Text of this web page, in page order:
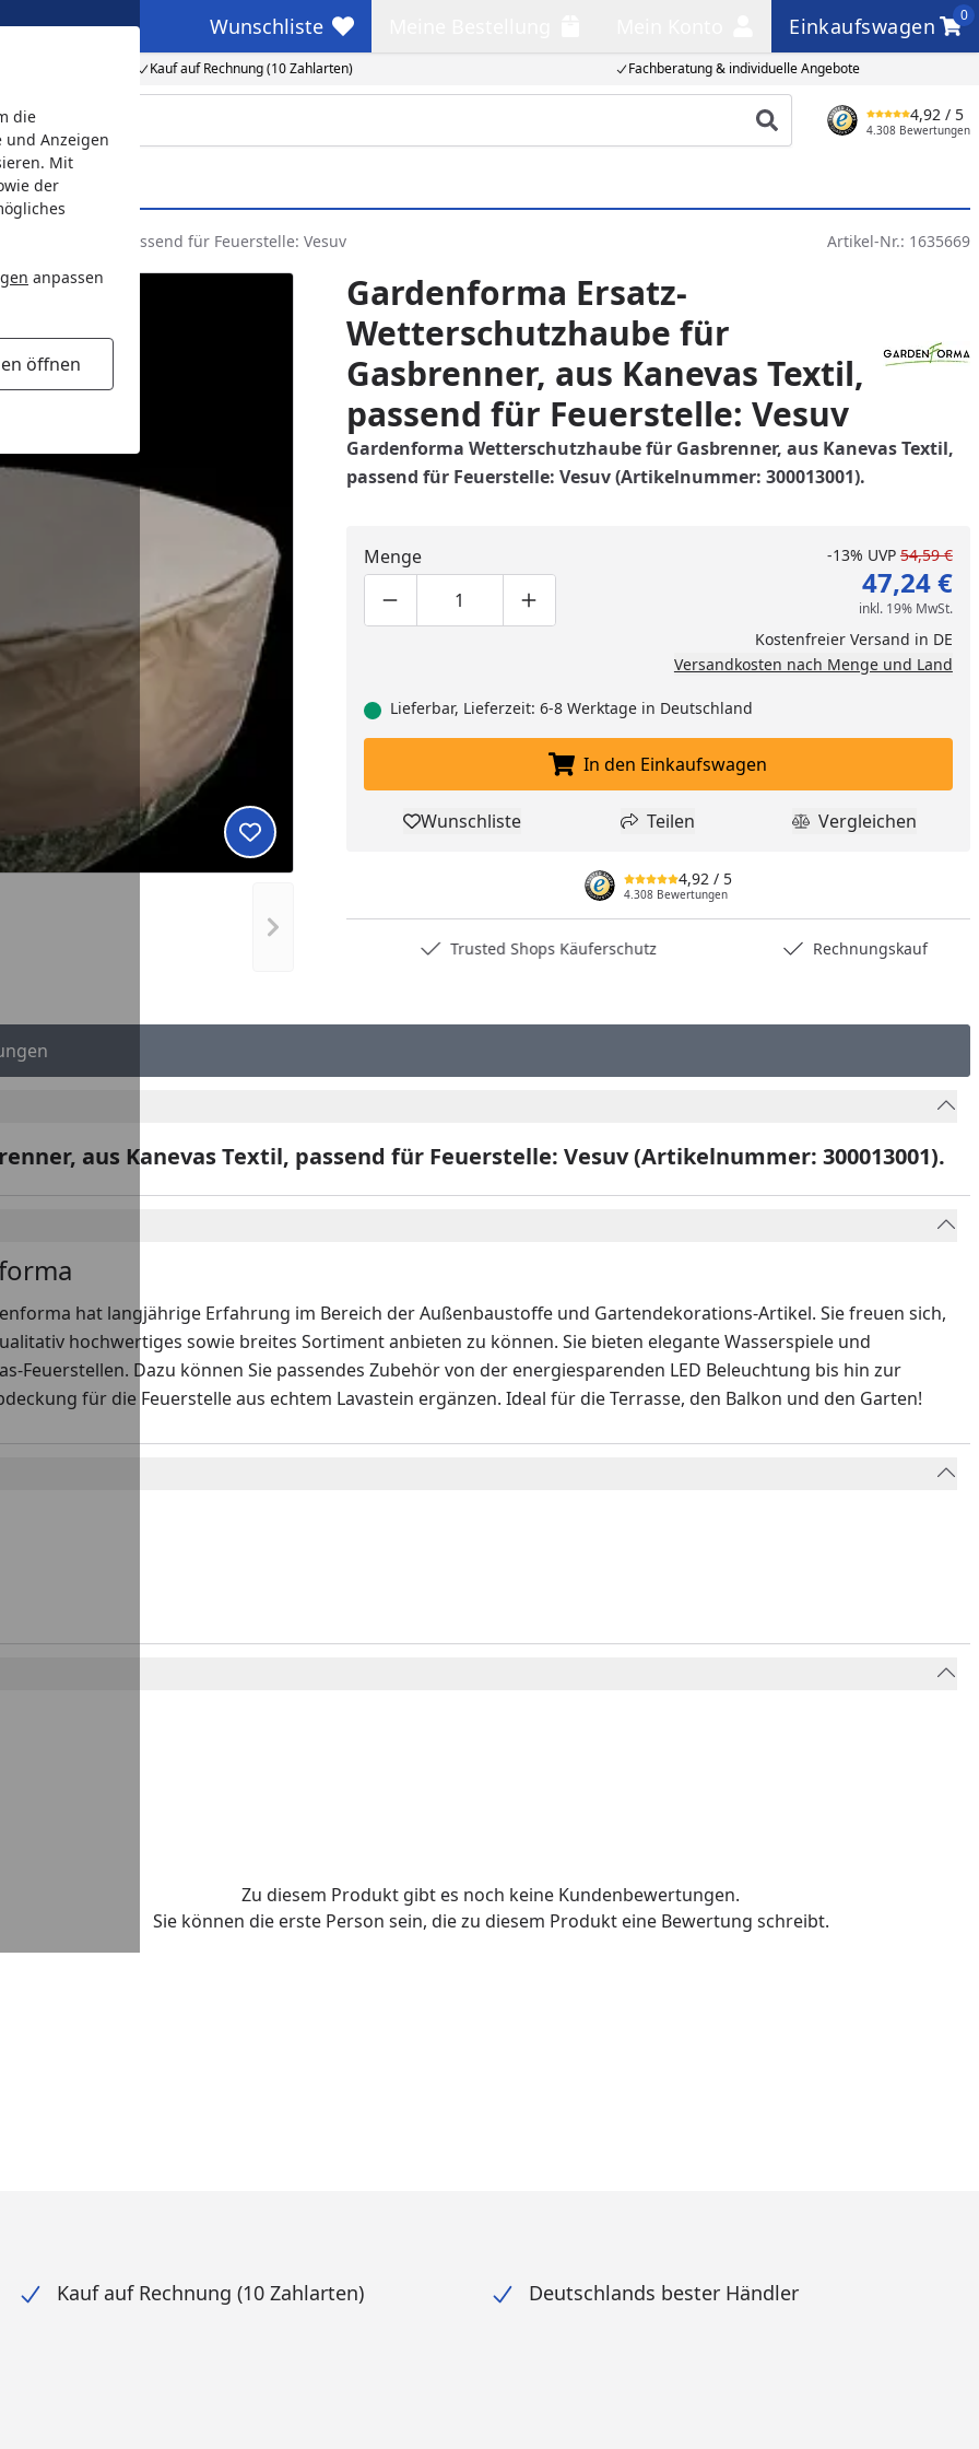
die
Anzeigen
Mit
der
anpassen
öffnen
Kauf auf Rechnung (10 Zahlarten) Fachberatung & individuelle Angebote
Wunschliste
Wunschliste Einkaufswagen
0
Einkaufswagen
Produkt suchen
4,92 / 5
4.308 Bewertungen
Textil, passend für Feuerstelle: Vesuv Artikel-Nr.: 1635669
Nächstes Bild anzeigen
Produkt zur Wunschliste hinzufügen
Gardenforma Ersatz-
Wetterschutzhaube für
Gasbrenner, aus Kanevas Textil,
passend für Feuerstelle: Vesuv
Gardenforma Wetterschutzhaube für Gasbrenner, aus Kanevas Textil,
passend für Feuerstelle: Vesuv(Artikelnummer: 300013001).
Menge
Produktmenge um eins verringern
Produktmenge manuell eingeben
Produktmenge um eins erhöhen
-13% UVP 54,59 €
47,24 €
inkl. 19% MwSt.
Kostenfreier Versand in DE
Versandkosten nach Menge und Land
Lieferbar, Lieferzeit: 6-8 Werktage in Deutschland
In den Einkaufswagen legen
In den Einkaufswagen
Produkt zur Wunschliste hinzufügen
Wunschliste Teilen
Teilen Produkt
Vergleichen
4,92 / 5
4.308 Bewertungen
Trusted Shops Käuferschutz Rechnungskauf
aus Kanevas Textil, passend für Feuerstelle: Vesuv(Artikelnummer: 300013001).
hat langjährige Erfahrung im Bereich der Außenbaustoffe und Gartendekorations-Artikel. Sie freuen sich,
hochwertiges sowie breites Sortiment anbieten zu können. Sie bieten elegante Wasserspiele und
Feuerstellen. Dazu können Sie passendes Zubehör von der energiesparenden LED Beleuchtung bis hin zur
für die Feuerstelle aus echtem Lavastein ergänzen. Ideal für die Terrasse, den Balkon und den Garten!
Zu diesem Produkt gibt es noch keine Kundenbewertungen.
Sie können die erste Person sein, die zu diesem Produkt eine Bewertung schreibt.
Kauf auf Rechnung (10 Zahlarten) Deutschlands bester Händler